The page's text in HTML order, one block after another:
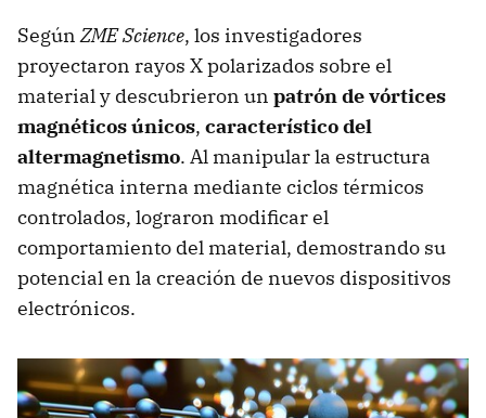
SegúnZME Science, los investigadores
proyectaron rayos X polarizados sobre el
material y descubrieron un patrón de vórtices
magnéticos únicos, característico del
altermagnetismo. Al manipular la estructura
magnética interna mediante ciclos térmicos
controlados, lograron modificar el
comportamiento del material, demostrando su
potencial en la creación de nuevos dispositivos
electrónicos.